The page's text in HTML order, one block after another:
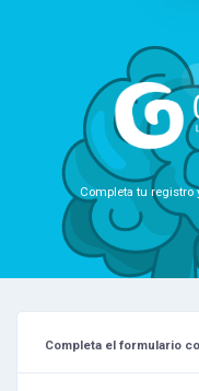
Completa tu registro
Completa el formulario